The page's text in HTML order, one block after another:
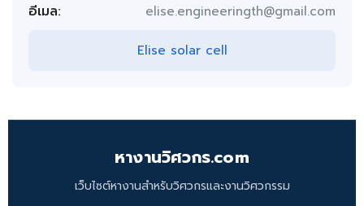
อีเมล: elise.engineeringth@gmail.com
Elise solar cell
หางานวิศวกร.com
เว็บไซต์หางานสำหรับวิศวกรและงานวิศวกรรม